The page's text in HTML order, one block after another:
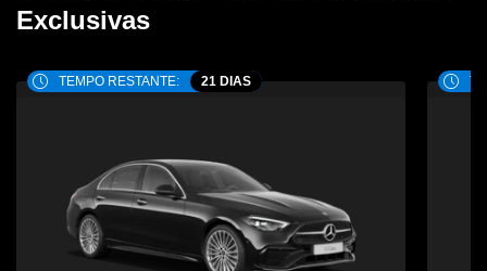
Exclusivas
TEMPO RESTANTE: 21 DIAS